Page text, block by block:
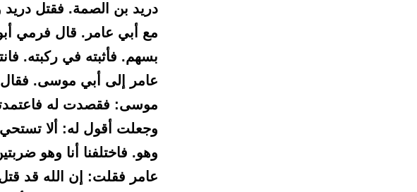
دريد بن الصمة. فقتل
مع أبي عامر. قال فرمي
بسهم. فأثبته في ركبته.
عامر إلى أبي موسى.
موسى: فقصدت له فاعتمدته
وجعلت أقول له: ألا
وهو. فاختلفنا أنا وهو
عامر فقلت: إن الله قد